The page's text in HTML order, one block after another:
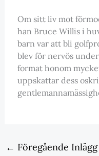
Om sitt liv mot
han Bruce Willis i
barn var att bli
blev för nervös
format honom
uppskattar dess
← Föregående Inlägg